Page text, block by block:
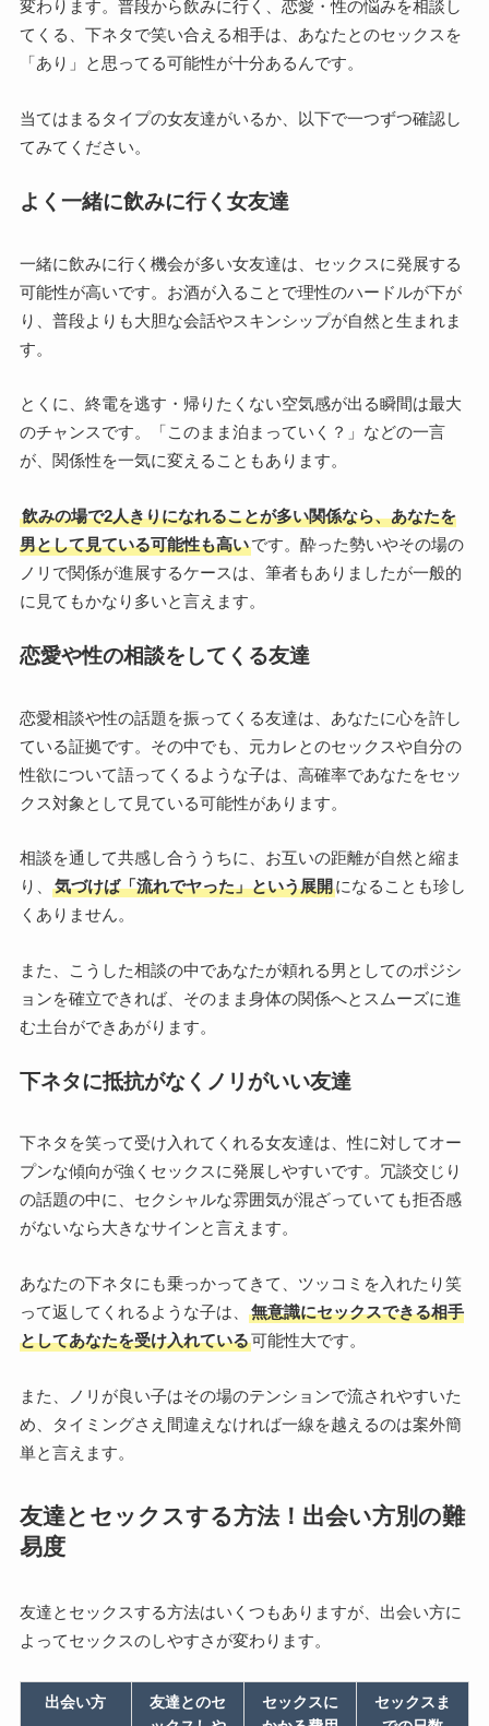
変わります。普段から飲みに行く、恋愛・性の悩みを相談し
てくる、下ネタで笑い合える相手は、あなたとのセックスを
「あり」と思ってる可能性が十分あるんです。
当てはまるタイプの女友達がいるか、以下で一つずつ確認し
てみてください。
よく一緒に飲みに行く女友達
一緒に飲みに行く機会が多い女友達は、セックスに発展する
可能性が高いです。お酒が入ることで理性のハードルが下が
り、普段よりも大胆な会話やスキンシップが自然と生まれま
す。
とくに、終電を逃す・帰りたくない空気感が出る瞬間は最大
のチャンスです。「このまま泊まっていく？」などの一言
が、関係性を一気に変えることもあります。
飲みの場で2人きりになれることが多い関係なら、あなたを
男として見ている可能性も高いです。酔った勢いやその場の
ノリで関係が進展するケースは、筆者もありましたが一般的
に見てもかなり多いと言えます。
恋愛や性の相談をしてくる友達
恋愛相談や性の話題を振ってくる友達は、あなたに心を許し
ている証拠です。その中でも、元カレとのセックスや自分の
性欲について語ってくるような子は、高確率であなたをセッ
クス対象として見ている可能性があります。
相談を通して共感し合ううちに、お互いの距離が自然と縮ま
り、
気づけば「流れでヤった」という展開になることも珍し
くありません。
また、こうした相談の中であなたが頼れる男としてのポジシ
ョンを確立できれば、そのまま身体の関係へとスムーズに進
む土台ができあがります。
下ネタに抵抗がなくノリがいい友達
下ネタを笑って受け入れてくれる女友達は、性に対してオー
プンな傾向が強くセックスに発展しやすいです。冗談交じり
の話題の中に、セクシャルな雰囲気が混ざっていても拒否感
がないなら大きなサインと言えます。
あなたの下ネタにも乗っかってきて、ツッコミを入れたり笑
って返してくれるような子は、
無意識にセックスできる相手
としてあなたを受け入れている可能性大です。
また、ノリが良い子はその場のテンションで流されやすいた
め、タイミングさえ間違えなければ一線を越えるのは案外簡
単と言えます。
友達とセックスする方法！出会い方別の難
易度
友達とセックスする方法はいくつもありますが、出会い方に
よってセックスのしやすさが変わります。
出会い方
友達とのセ
セックスに
セックスま